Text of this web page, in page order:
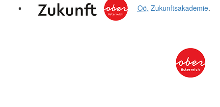
Oö. Zukunftsakademie.